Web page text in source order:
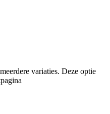
variaties. Deze optie